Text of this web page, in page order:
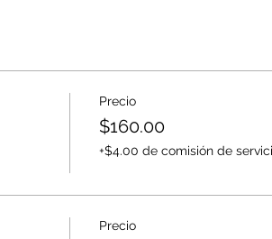
Precio
$160.00
+$4.00 de comisión de
Precio